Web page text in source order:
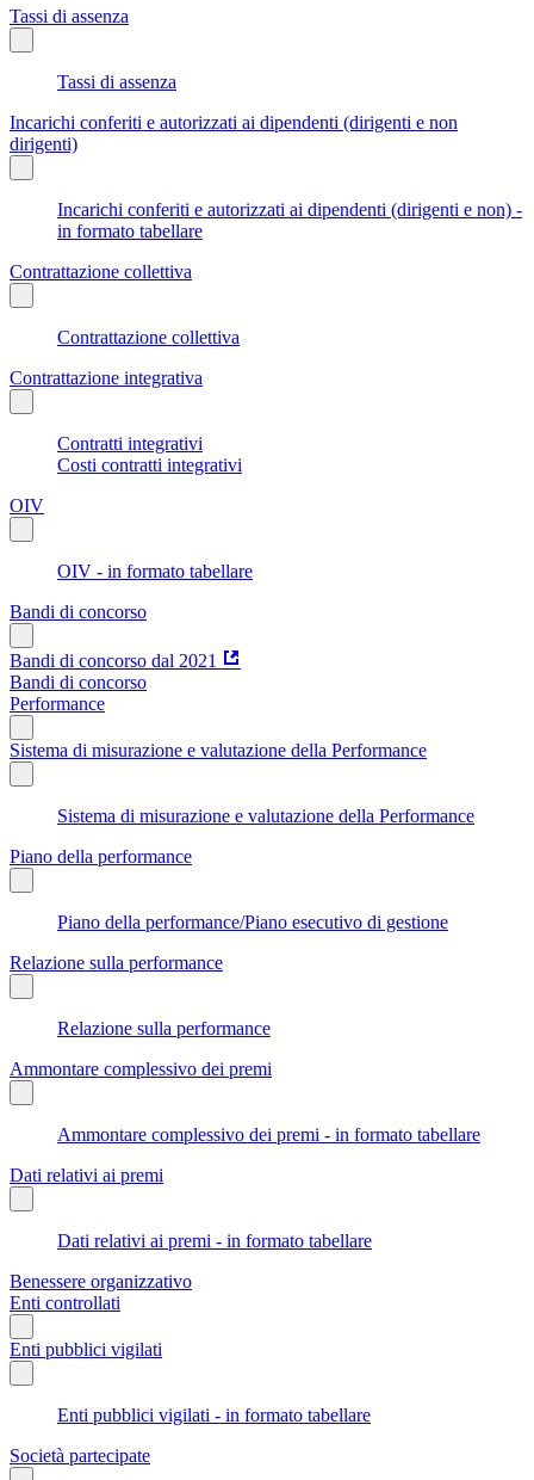
Tassi di assenza
Tassi di assenza
Incarichi conferiti e autorizzati ai dipendenti (dirigenti e non
dirigenti)
Incarichi conferiti e autorizzati ai dipendenti (dirigenti e non) -
in formato tabellare
Contrattazione collettiva
Contrattazione collettiva
Contrattazione integrativa
Contratti integrativi
Costi contratti integrativi
OIV
OIV - in formato tabellare
Bandi di concorso
Bandi di concorso dal 2021
Bandi di concorso
Performance
Sistema di misurazione e valutazione della Performance
Sistema di misurazione e valutazione della Performance
Piano della performance
Piano della performance/Piano esecutivo di gestione
Relazione sulla performance
Relazione sulla performance
Ammontare complessivo dei premi
Ammontare complessivo dei premi - in formato tabellare
Dati relativi ai premi
Dati relativi ai premi - in formato tabellare
Benessere organizzativo
Enti controllati
Enti pubblici vigilati
Enti pubblici vigilati - in formato tabellare
Società partecipate